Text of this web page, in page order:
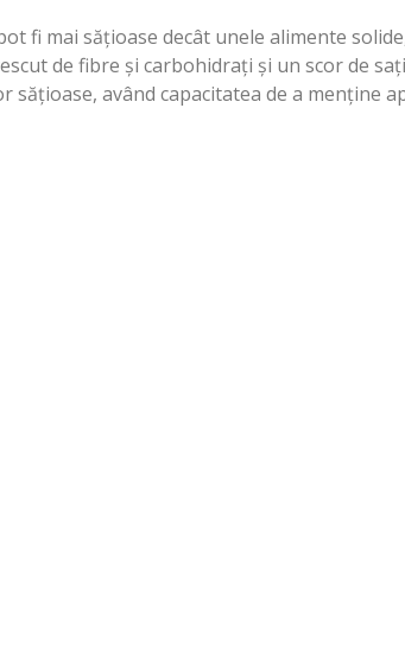
fi mai sățioase decât unele alimente
de fibre și carbohidrați și un scor de
sățioase, având capacitatea de a menține